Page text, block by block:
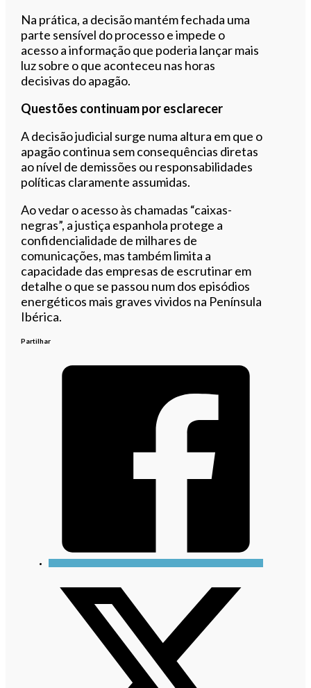
Na prática, a decisão mantém fechada uma
parte sensível do processo e impede o
acesso a informação que poderia lançar mais
luz sobre o que aconteceu nas horas
decisivas do apagão.
Questões continuam por esclarecer
A decisão judicial surge numa altura em que o
apagão continua sem consequências diretas
ao nível de demissões ou responsabilidades
políticas claramente assumidas.
Ao vedar o acesso às chamadas “caixas-
negras”, a justiça espanhola protege a
confidencialidade de milhares de
comunicações, mas também limita a
capacidade das empresas de escrutinar em
detalhe o que se passou num dos episódios
energéticos mais graves vividos na Península
Ibérica.
Partilhar